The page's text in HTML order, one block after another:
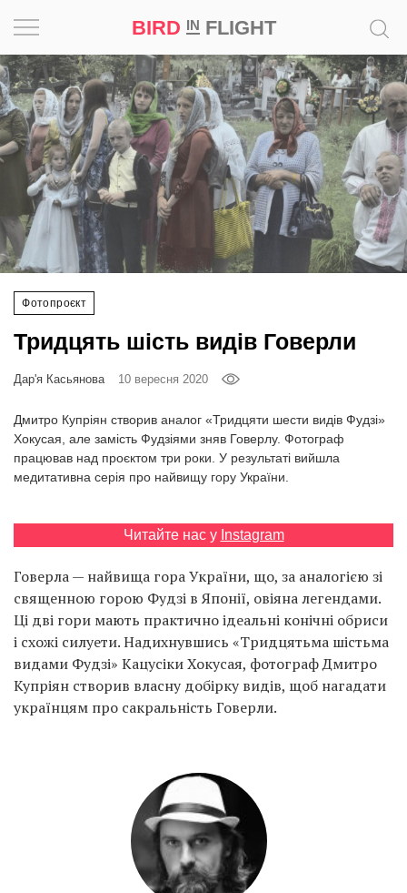
BIRD INFLIGHT
EN
RU
Фотопроєкт
Тридцять шість видів Говерли
Дар'я Касьянова 10 вересня 2020
Дмитро Купріян створив аналог «Тридцяти шести видів Фудзі»
Хокусая, але замість Фудзіями зняв Говерлу. Фотограф
працював над проєктом три роки. У результаті вийшла
медитативна серія про найвищу гору України.
Читайте нас у Instagram
Говерла — найвища гора України, що, за аналогією зі
священною горою Фудзі в Японії, овіяна легендами.
Ці дві гори мають практично ідеальні конічні обриси
і схожі силуети. Надихнувшись «Тридцятьма шістьма
видами Фудзі» Кацусіки Хокусая, фотограф Дмитро
Купріян створив власну добірку видів, щоб нагадати
українцям про сакральність Говерли.